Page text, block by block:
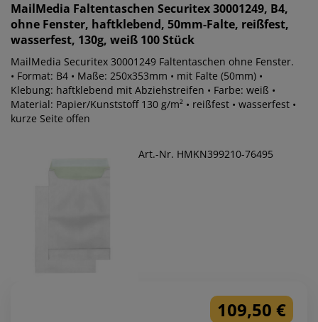
MailMedia Faltentaschen Securitex 30001249, B4,
ohne Fenster, haftklebend, 50mm-Falte, reißfest,
wasserfest, 130g, weiß 100 Stück
MailMedia Securitex 30001249 Faltentaschen ohne Fenster.
• Format: B4 • Maße: 250x353mm • mit Falte (50mm) •
Klebung: haftklebend mit Abziehstreifen • Farbe: weiß •
Material: Papier/Kunststoff 130 g/m² • reißfest • wasserfest •
kurze Seite offen
Art.-Nr. HMKN399210-76495
109,50 €